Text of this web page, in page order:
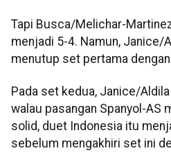
Tapi Busca/Melichar-
menjadi 5-4. Namun, Janice/
menutup set pertama
Pada set kedua, Janice/
walau pasangan Spanyol-AS
solid, duet Indonesia itu
sebelum mengakhiri set ini